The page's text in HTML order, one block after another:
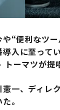
“便利なツ
入に至って
トーマツが提
一、ディレ
。